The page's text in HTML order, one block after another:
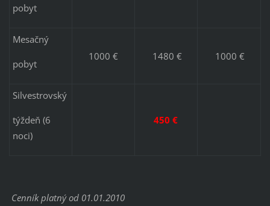
pobyt
Mesačný
pobyt
1000 € 1480 € 1000 €
Silvestrovský
týždeň (6
noci)
450 €
Cenník platný od 01.01.2010